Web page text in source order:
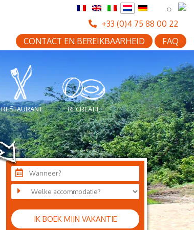
+33 (0)4 75 88 00 22
CONTACT EN BEREIKBAARHEID
FAQ
RESTAURANT RECREATIE
Wanneer?
IK BOEK MIJN VAKANTIE